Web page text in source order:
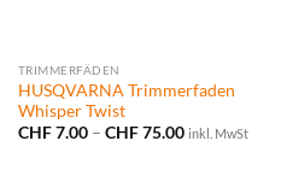
TRIMMERFÄDEN
HUSQVARNA Trimmerfaden
Whisper Twist
CHF7.00 – CHF75.00Preisspanne:
inkl. MwSt